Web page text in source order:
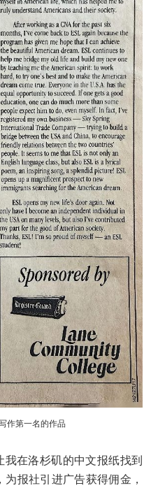
作第一名的作品
在洛杉矶的中文报纸找到
报社引进广告获得佣金，